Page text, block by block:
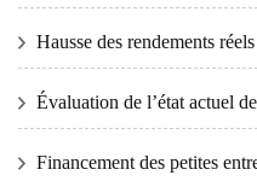
Hausse des rendements
Évaluation de l’état actuel
Financement des petites